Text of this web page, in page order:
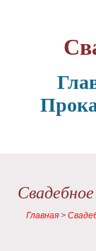
Главная>